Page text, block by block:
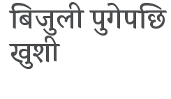
बिजुली पुगेपछि
खुशी